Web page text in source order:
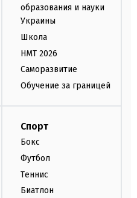
образования и науки
Украины
Школа
НМТ 2026
Саморазвитие
Обучение за границей
Спорт
Бокс
Футбол
Теннис
Биатлон